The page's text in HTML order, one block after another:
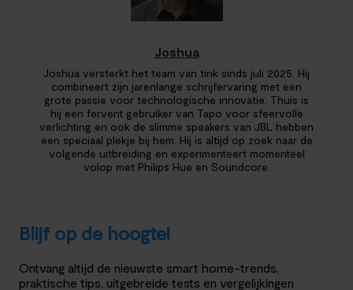
Joshua
Joshua versterkt het team van tink sinds juli 2025. Hij
combineert zijn jarenlange schrijfervaring met een
grote passie voor technologische innovatie. Thuis is
hij een fervent gebruiker van Tapo voor sfeervolle
verlichting en ook de slimme speakers van JBL hebben
een speciaal plekje bij hem. Hij is altijd op zoek naar de
volgende uitbreiding en experimenteert momenteel
volop met Philips Hue en Soundcore.
Blijf op de hoogte!
Ontvang altijd de nieuwste smart home-trends,
praktische tips, uitgebreide tests en vergelijkingen